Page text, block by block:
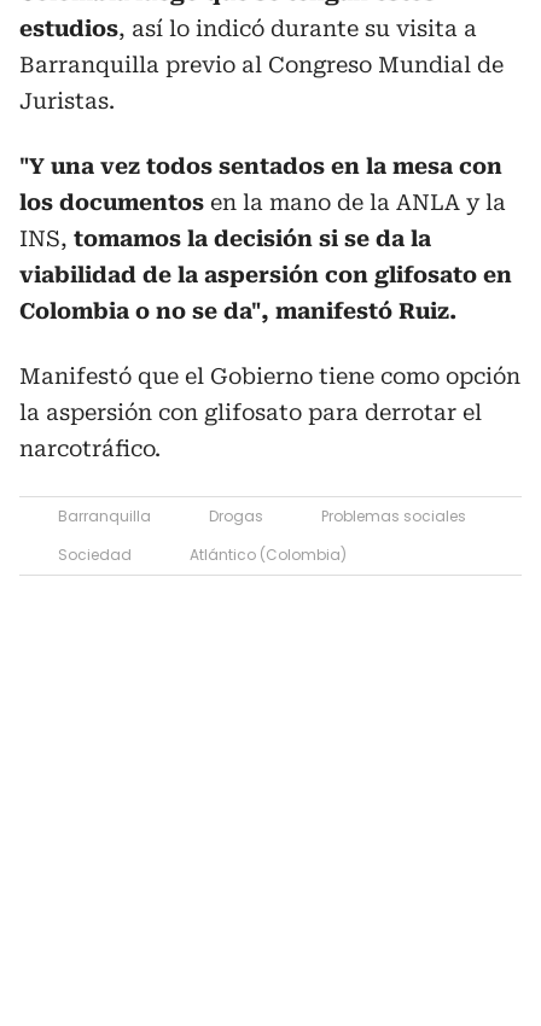
estudios, así lo indicó durante su visita a
Barranquilla previo al Congreso Mundial de
Juristas.
"Y una vez todos sentados en la mesa con
los documentos en la mano de la ANLA y la
INS, tomamos la decisión si se da la
viabilidad de la aspersión con glifosato en
Colombia o no se da", manifestó Ruiz.
Manifestó que el Gobierno tiene como opción
la aspersión con glifosato para derrotar el
narcotráfico.
Barranquilla Drogas
Problemas sociales
Sociedad
Atlántico (Colombia)